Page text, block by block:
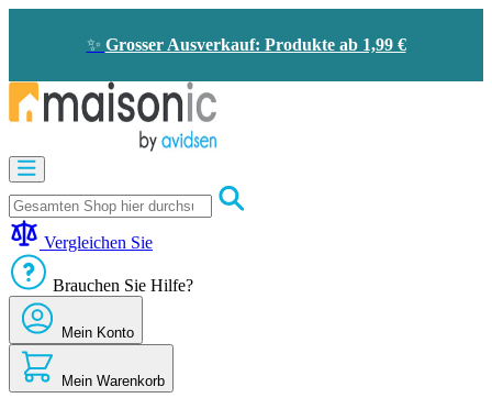
✨ Grosser Ausverkauf: Produkte ab 1,99 €
Bildtelefon
und
Türklingel
-
Energieeinsparung
Sicherheit
Komfort
im
Haus
Vergleichen Sie
Brauchen Sie Hilfe?
Mein Konto
Mein Warenkorb